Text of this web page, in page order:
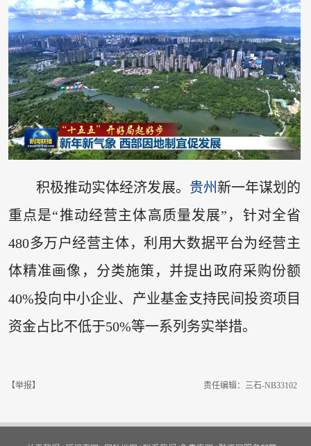
积极推动实体经济发展。 贵州 新一年谋划的
重点是“推动经营主体高质量发展”，针对全省
480多万户经营主体，利用大数据平台为经营主
体精准画像，分类施策，并提出政府采购份额
40%投向中小企业、产业基金支持民间投资项目
资金占比不低于50%等一系列务实举措。
【举报】 责任编辑：三石-NB33102